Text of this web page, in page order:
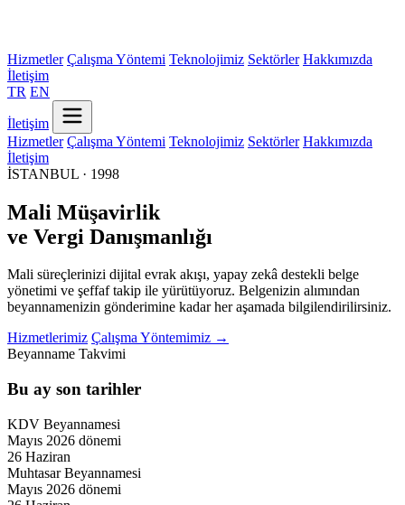
Hizmetler Çalışma Yöntemi Teknolojimiz Sektörler Hakkımızda
İletişim
TR EN
İletişim
Hizmetler Çalışma Yöntemi Teknolojimiz Sektörler Hakkımızda
İletişim
İSTANBUL · 1998
Mali Müşavirlik
ve Vergi Danışmanlığı
Mali süreçlerinizi dijital evrak akışı, yapay zekâ destekli belge
yönetimi ve şeffaf takip ile yürütüyoruz. Belgenizin alımından
beyannamenizin gönderimine kadar her aşamada bilgilendirilirsiniz.
Hizmetlerimiz Çalışma Yöntemimiz →
Beyanname Takvimi
Bu ay son tarihler
KDV Beyannamesi
Mayıs 2026 dönemi
26 Haziran
Muhtasar Beyannamesi
Mayıs 2026 dönemi